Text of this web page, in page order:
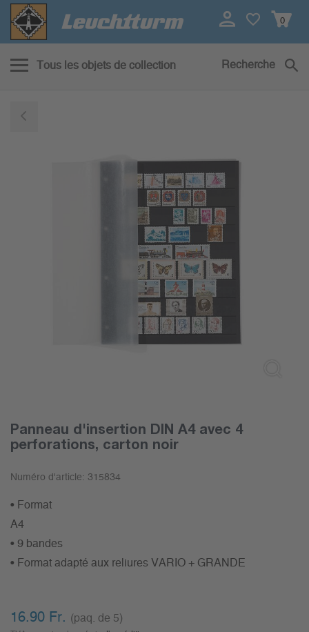
0
Tous les objets de collection Recherche
Panneau d'insertion DIN A4 avec 4
perforations, carton noir
Numéro d'article: 315834
• Format
A4
• 9 bandes
• Format adapté aux reliures VARIO + GRANDE
16.90 Fr. (paq. de 5)